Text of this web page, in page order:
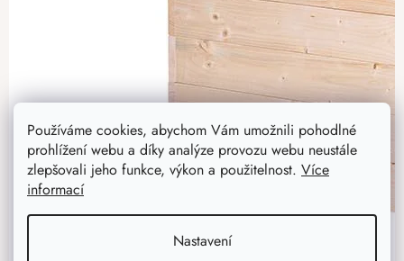
Používáme cookies, abychom Vám umožnili pohodlné
prohlížení webu a díky analýze provozu webu neustále
zlepšovali jeho funkce, výkon a použitelnost. Více
informací
Nastavení